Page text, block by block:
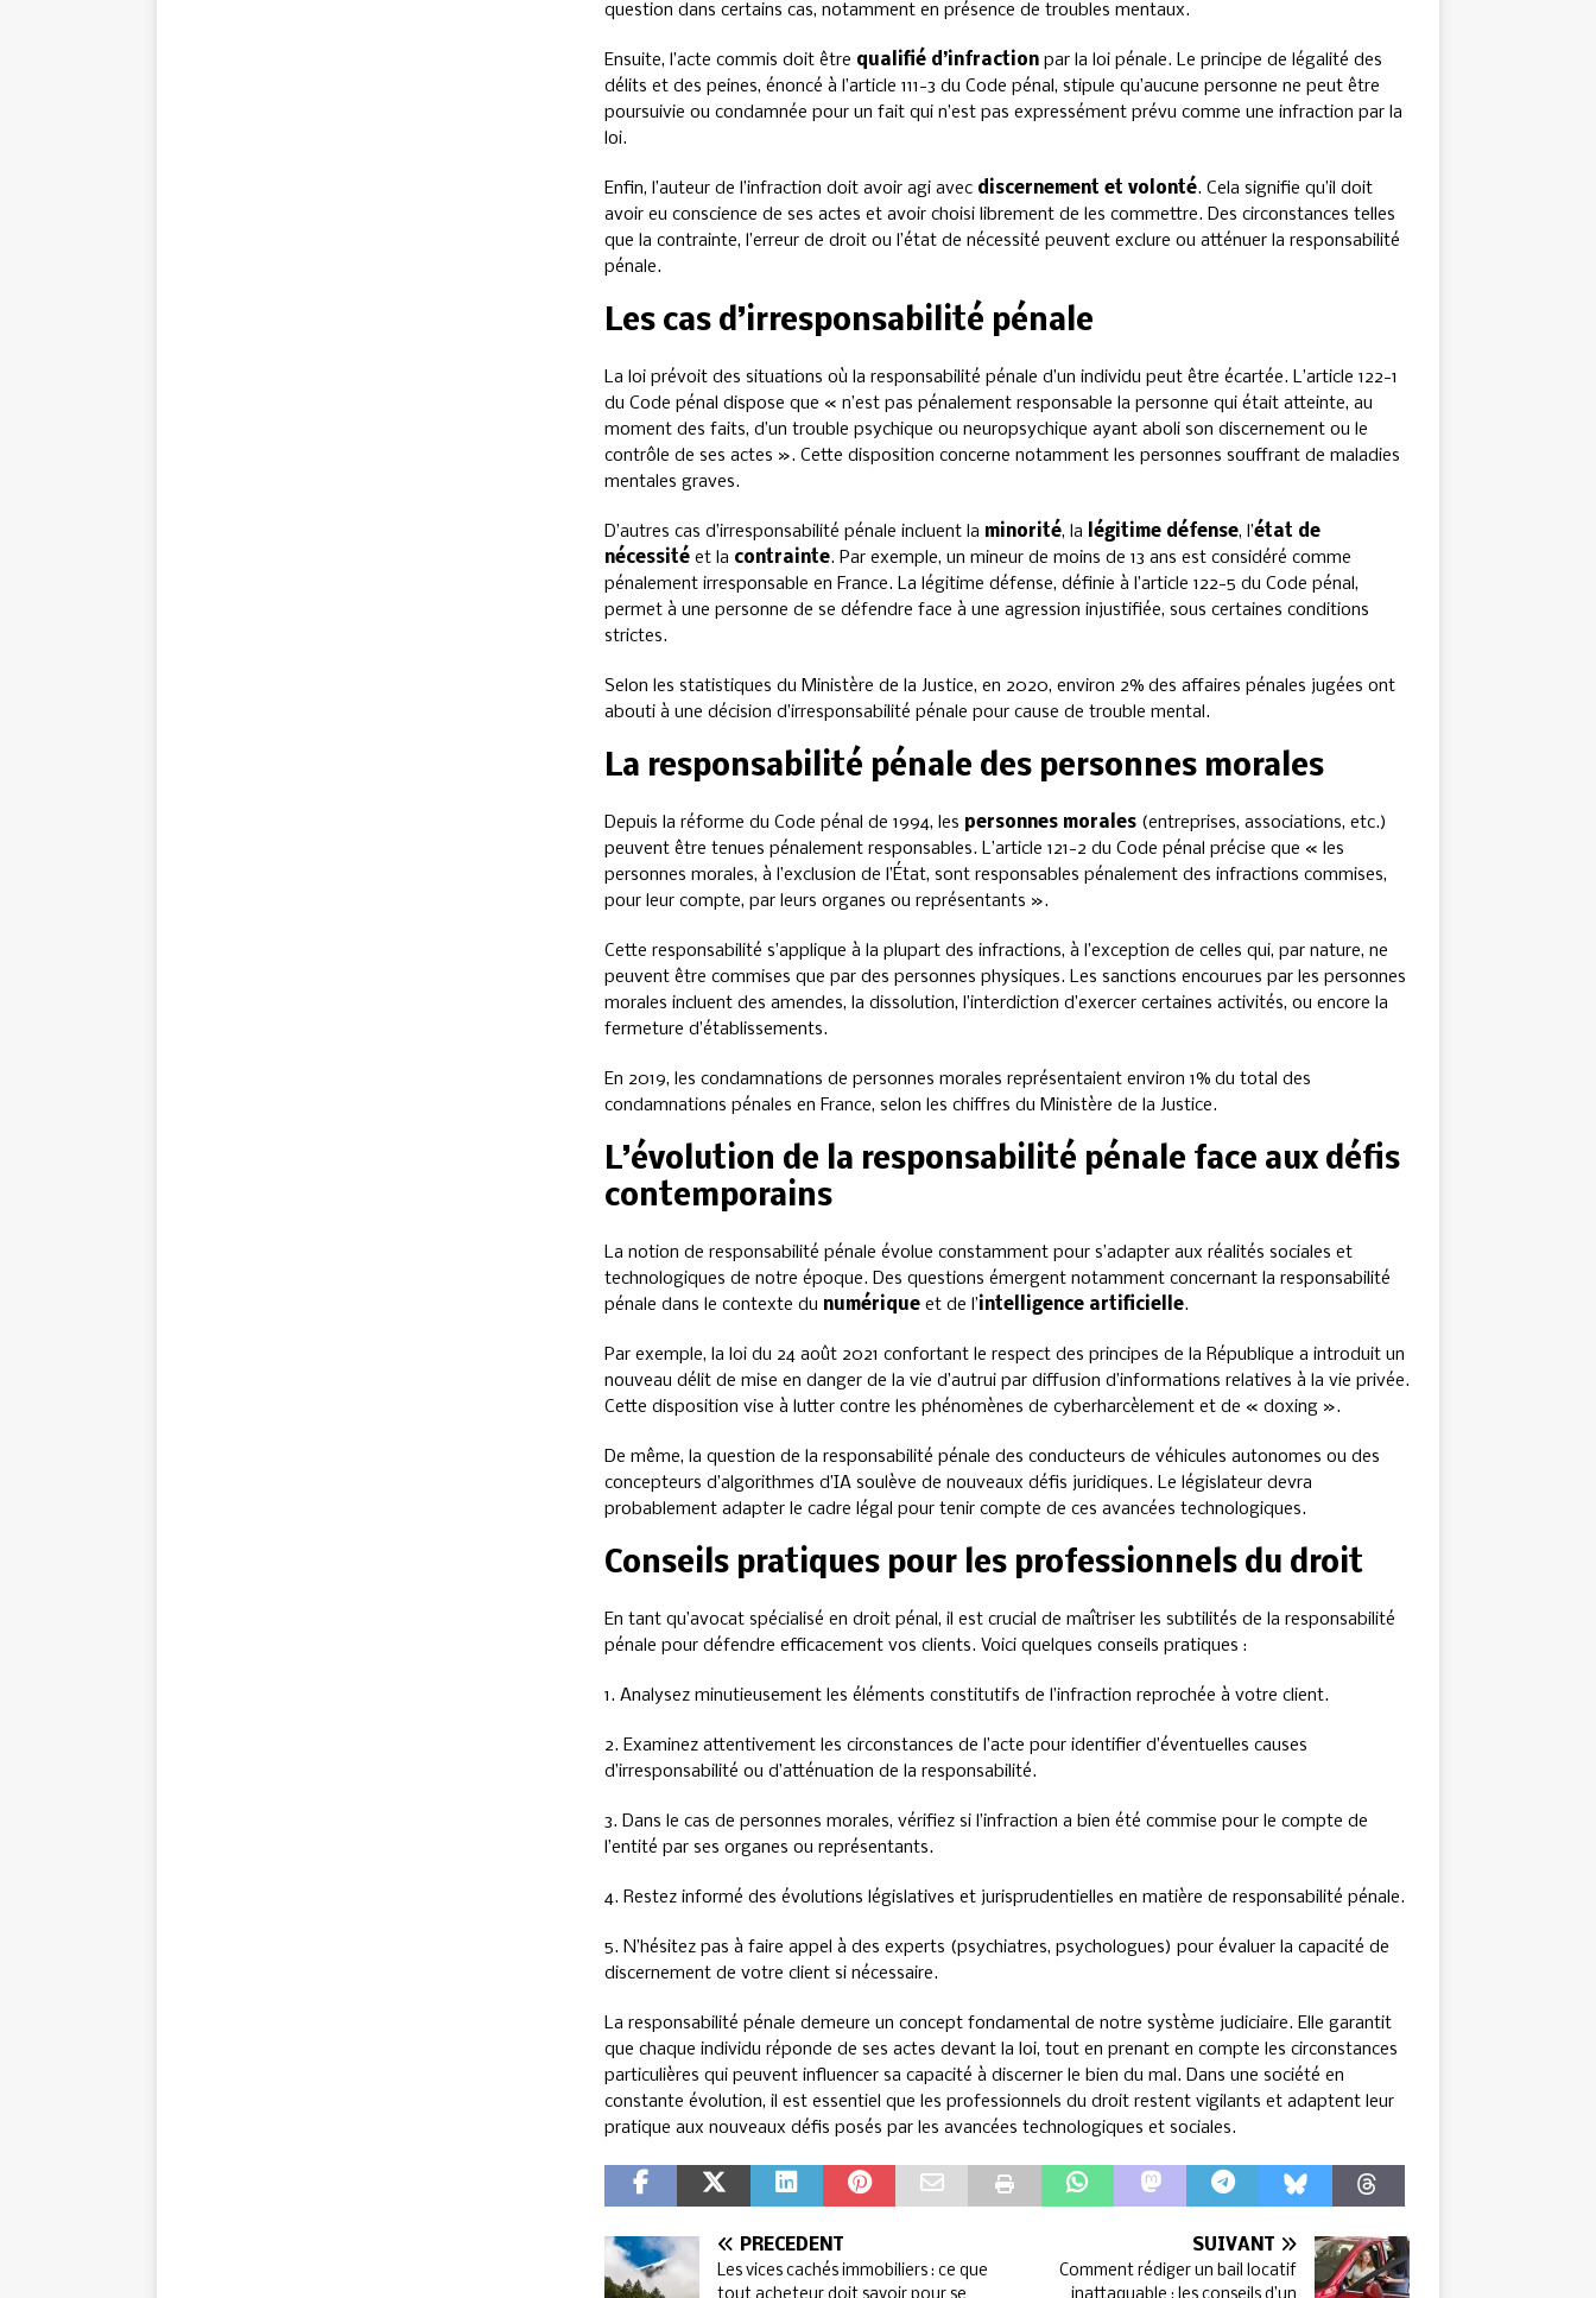
question dans certains cas, notamment en présence de troubles mentaux.
Ensuite, l’acte commis doit être qualifié d’infractionpar la loi pénale. Le principe de légalité des
délits et des peines, énoncé à l’article 111-3 du Code pénal, stipule qu’aucune personne ne peut être
poursuivie ou condamnée pour un fait qui n’est pas expressément prévu comme une infraction par la
loi.
Enfin, l’auteur de l’infraction doit avoir agi avec discernement et volonté. Cela signifie qu’il doit
avoir eu conscience de ses actes et avoir choisi librement de les commettre. Des circonstances telles
que la contrainte, l’erreur de droit ou l’état de nécessité peuvent exclure ou atténuer la responsabilité
pénale.
Les cas d’irresponsabilité pénale
La loi prévoit des situations où la responsabilité pénale d’un individu peut être écartée. L’article 122-1
du Code pénal dispose que « n’est pas pénalement responsable la personne qui était atteinte, au
moment des faits, d’un trouble psychique ou neuropsychique ayant aboli son discernement ou le
contrôle de ses actes ». Cette disposition concerne notamment les personnes souffrant de maladies
mentales graves.
D’autres cas d’irresponsabilité pénale incluent la minorité, la légitime défense, l’état de
nécessitéet la contrainte. Par exemple, un mineur de moins de 13 ans est considéré comme
pénalement irresponsable en France. La légitime défense, définie à l’article 122-5 du Code pénal,
permet à une personne de se défendre face à une agression injustifiée, sous certaines conditions
strictes.
Selon les statistiques du Ministère de la Justice, en 2020, environ 2% des affaires pénales jugées ont
abouti à une décision d’irresponsabilité pénale pour cause de trouble mental.
La responsabilité pénale des personnes morales
Depuis la réforme du Code pénal de 1994, les personnes morales(entreprises, associations, etc.)
peuvent être tenues pénalement responsables. L’article 121-2 du Code pénal précise que « les
personnes morales, à l’exclusion de l’État, sont responsables pénalement des infractions commises,
pour leur compte, par leurs organes ou représentants ».
Cette responsabilité s’applique à la plupart des infractions, à l’exception de celles qui, par nature, ne
peuvent être commises que par des personnes physiques. Les sanctions encourues par les personnes
morales incluent des amendes, la dissolution, l’interdiction d’exercer certaines activités, ou encore la
fermeture d’établissements.
En 2019, les condamnations de personnes morales représentaient environ 1% du total des
condamnations pénales en France, selon les chiffres du Ministère de la Justice.
L’évolution de la responsabilité pénale face aux défis
contemporains
La notion de responsabilité pénale évolue constamment pour s’adapter aux réalités sociales et
technologiques de notre époque. Des questions émergent notamment concernant la responsabilité
pénale dans le contexte du numériqueet de l’intelligence artificielle.
Par exemple, la loi du 24 août 2021 confortant le respect des principes de la République a introduit un
nouveau délit de mise en danger de la vie d’autrui par diffusion d’informations relatives à la vie privée.
Cette disposition vise à lutter contre les phénomènes de cyberharcèlement et de « doxing ».
De même, la question de la responsabilité pénale des conducteurs de véhicules autonomes ou des
concepteurs d’algorithmes d’IA soulève de nouveaux défis juridiques. Le législateur devra
probablement adapter le cadre légal pour tenir compte de ces avancées technologiques.
Conseils pratiques pour les professionnels du droit
En tant qu’avocat spécialisé en droit pénal, il est crucial de maîtriser les subtilités de la responsabilité
pénale pour défendre efficacement vos clients. Voici quelques conseils pratiques :
1. Analysez minutieusement les éléments constitutifs de l’infraction reprochée à votre client.
2. Examinez attentivement les circonstances de l’acte pour identifier d’éventuelles causes
d’irresponsabilité ou d’atténuation de la responsabilité.
3. Dans le cas de personnes morales, vérifiez si l’infraction a bien été commise pour le compte de
l’entité par ses organes ou représentants.
4. Restez informé des évolutions législatives et jurisprudentielles en matière de responsabilité pénale.
5. N’hésitez pas à faire appel à des experts (psychiatres, psychologues) pour évaluer la capacité de
discernement de votre client si nécessaire.
La responsabilité pénale demeure un concept fondamental de notre système judiciaire. Elle garantit
que chaque individu réponde de ses actes devant la loi, tout en prenant en compte les circonstances
particulières qui peuvent influencer sa capacité à discerner le bien du mal. Dans une société en
constante évolution, il est essentiel que les professionnels du droit restent vigilants et adaptent leur
pratique aux nouveaux défis posés par les avancées technologiques et sociales.
PRÉCÉDENT
Les vices cachés immobiliers : ce que
SUIVANT
Comment rédiger un bail locatif